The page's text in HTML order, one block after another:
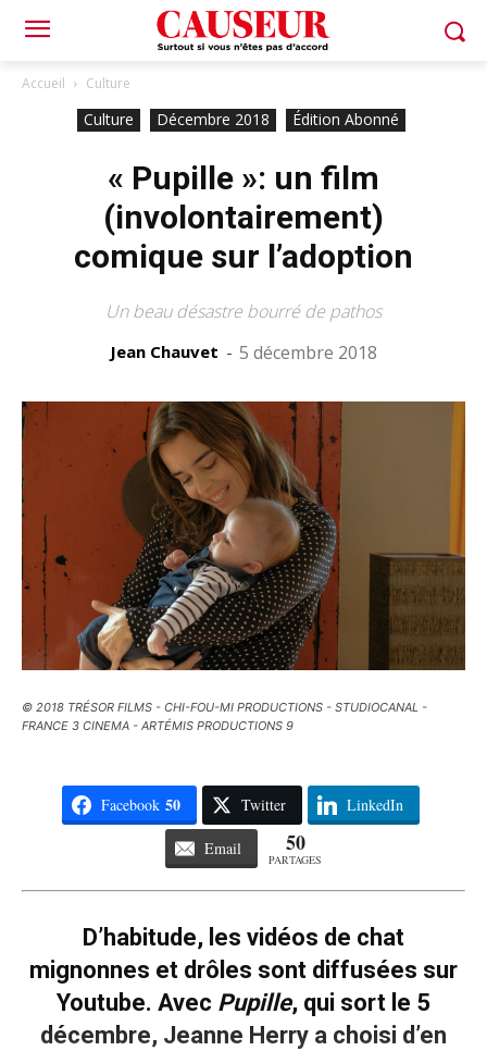
Accueil Culture
Culture Décembre 2018 Édition Abonné
« Pupille »: un film
(involontairement)
comique sur l’adoption
Un beau désastre bourré de pathos
Jean Chauvet - 5 décembre 2018
© 2018 TRÉSOR FILMS - CHI-FOU-MI PRODUCTIONS - STUDIOCANAL -
FRANCE 3 CINEMA - ARTÉMIS PRODUCTIONS 9
Facebook 50 Twitter LinkedIn
Email 50
PARTAGES
D’habitude, les vidéos de chat
mignonnes et drôles sont diffusées sur
Youtube. Avec Pupille, qui sort le 5
décembre, Jeanne Herry a choisi d’en